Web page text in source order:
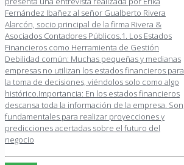
Fernández Ibañez al señor Gualberto Rivera
Alarcón, socio principal de la firma Rivera &
Asociados Contadores Públicos.1. Los Estados
Financieros como Herramienta de Gestión
Debilidad común: Muchas pequeñas y medianas
empresas no utilizan los estados financieros para
la toma de decisiones, viéndolos solo como algo
histórico.Importancia: En los estados financieros
descansa toda la información de la empresa. Son
fundamentales para realizar proyecciones y
predicciones acertadas sobre el futuro del
negocio